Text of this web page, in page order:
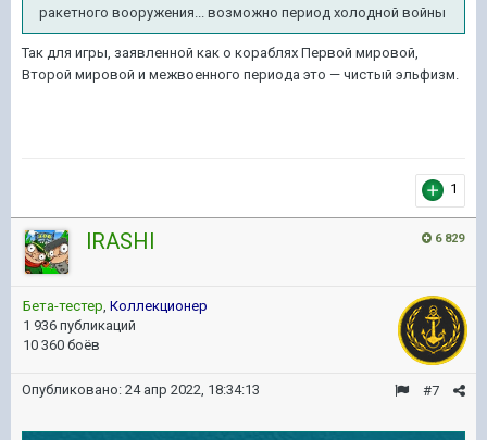
ракетного вооружения... возможно период холодной войны
Так для игры, заявленной как о кораблях Первой мировой,
Второй мировой и межвоенного периода это — чистый эльфизм.
1
6 829
lRASHl
Бета-тестер, Коллекционер
1 936 публикаций
10 360 боёв
#7
Опубликовано: 24 апр 2022, 18:34:13